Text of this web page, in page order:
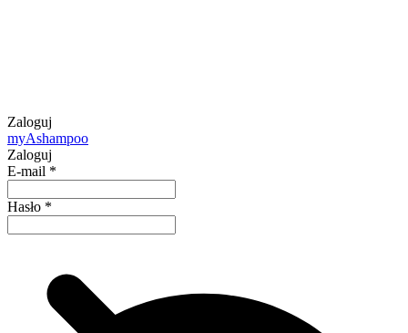
Zaloguj
myAshampoo
Zaloguj
E-mail *
Hasło *